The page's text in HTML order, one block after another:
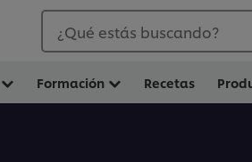
¿Qué estás buscando?
Formación Recetas